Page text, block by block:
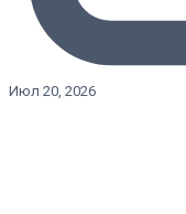
Июл 20, 2026